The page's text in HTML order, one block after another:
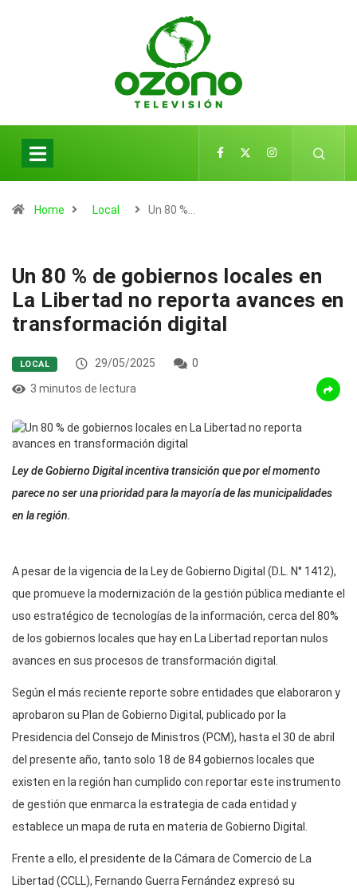
Home Local Un 80 %…
Un 80 % de gobiernos locales en
La Libertad no reporta avances en
transformación digital
LOCAL 29/05/2025
0
3 minutos de lectura
Ley de Gobierno Digital incentiva transición que por el momento
parece no ser una prioridad para la mayoría de las municipalidades
en la región.
A pesar de la vigencia de la Ley de Gobierno Digital (D.L. N° 1412),
que promueve la modernización de la gestión pública mediante el
uso estratégico de tecnologías de la información, cerca del 80%
de los gobiernos locales que hay en La Libertad reportan nulos
avances en sus procesos de transformación digital.
Según el más reciente reporte sobre entidades que elaboraron y
aprobaron su Plan de Gobierno Digital, publicado por la
Presidencia del Consejo de Ministros (PCM), hasta el 30 de abril
del presente año, tanto solo 18 de 84 gobiernos locales que
existen en la región han cumplido con reportar este instrumento
de gestión que enmarca la estrategia de cada entidad y
establece un mapa de ruta en materia de Gobierno Digital.
Frente a ello, el presidente de la Cámara de Comercio de La
Libertad (CCLL), Fernando Guerra Fernández expresó su